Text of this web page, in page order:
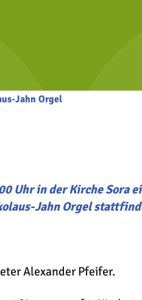
Jahn Orgel
Uhr in der Kirche Sora
Jahn Orgel
Alexander Pfeifer.